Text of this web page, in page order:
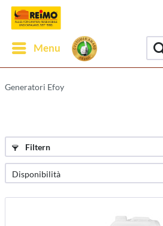
Menu
Generatori Efoy
Filtern